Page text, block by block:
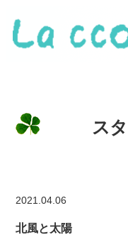
ス
2021.04.06
北風と太陽